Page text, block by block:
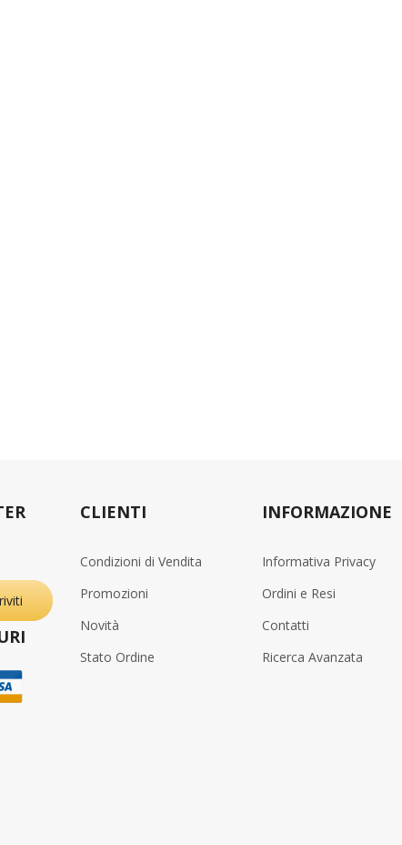
CLIENTI
Condizioni di Vendita
Promozioni
Novità
Stato Ordine
INFORMAZIONE
Informativa Privacy
Ordini e Resi
Contatti
Ricerca Avanzata